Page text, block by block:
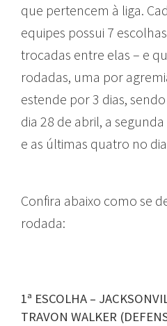
que pertencem à liga.
equipes possui 7
trocadas entre elas – e
rodadas, uma por
estende por 3 dias,
dia 28 de abril, a
e as últimas quatro no
Confira abaixo como se
rodada:
1ª ESCOLHA –
TRAVON WALKER